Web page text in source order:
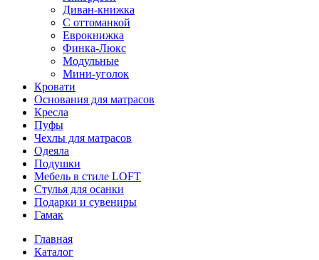
Диван-книжка
С оттоманкой
Еврокнижка
Финка-Люкс
Модульные
Мини-уголок
Кровати
Основания для матрасов
Кресла
Пуфы
Чехлы для матрасов
Одеяла
Подушки
Мебель в стиле LOFT
Стулья для осанки
Подарки и сувениры
Гамак
Главная
Каталог